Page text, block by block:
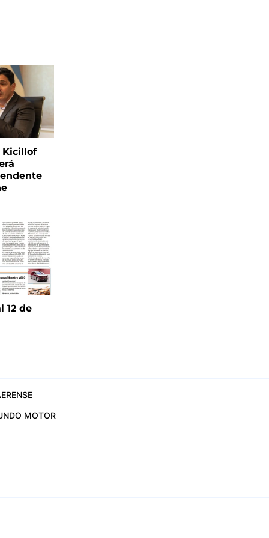
Kicillof
12 de
MOTOR